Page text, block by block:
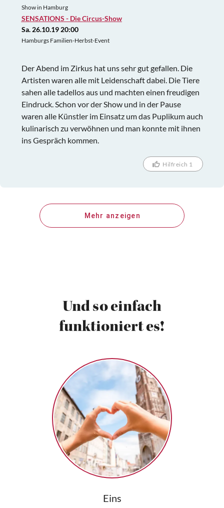
Show in Hamburg
SENSATIONS - Die Circus-Show
Sa. 26.10.19 20:00
Hamburgs Familien-Herbst-Event
Der Abend im Zirkus hat uns sehr gut gefallen. Die
Artisten waren alle mit Leidenschaft dabei. Die Tiere
sahen alle tadellos aus und machten einen freudigen
Eindruck. Schon vor der Show und in der Pause
waren alle Künstler im Einsatz um das Puplikum auch
kulinarisch zu verwöhnen und man konnte mit ihnen
ins Gespräch kommen.
Hilfreich 1
Mehr anzeigen
Und so einfach
funktioniert es!
Eins